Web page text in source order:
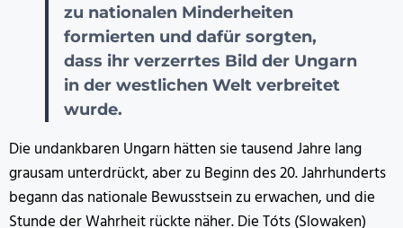
zu nationalen Minderheiten
formierten und dafür sorgten,
dass ihr verzerrtes Bild der Ungarn
in der westlichen Welt verbreitet
wurde.
Die undankbaren Ungarn hätten sie tausend Jahre lang
grausam unterdrückt, aber zu Beginn des 20. Jahrhunderts
begann das nationale Bewusstsein zu erwachen, und die
Stunde der Wahrheit rückte näher. Die Tóts (Slowaken)